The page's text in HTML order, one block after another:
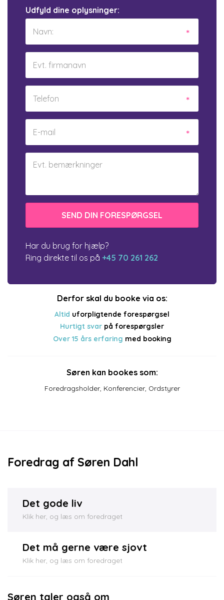
Udfyld dine oplysninger:
Har du brug for hjælp?
Ring direkte til os på +45 70 261 262
Derfor skal du booke via os:
Altid uforpligtende forespørgsel
Hurtigt svar på forespørgsler
Over 15 års erfaring med booking
Søren kan bookes som:
Foredragsholder, Konferencier, Ordstyrer
Foredrag af Søren Dahl
Det gode liv
Klik her, og læs om foredraget
Det må gerne være sjovt
Klik her, og læs om foredraget
Søren taler også om